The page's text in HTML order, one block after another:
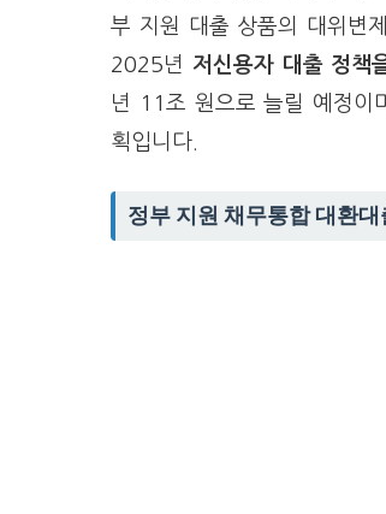
부 지원 대출 상품의 대위변
2025년 저신용자 대출 정책
년 11조 원으로 늘릴 예정
획입니다.
정부 지원 채무통합 대환대